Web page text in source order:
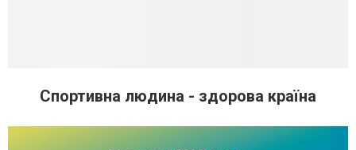
Спортивна людина - здорова країна